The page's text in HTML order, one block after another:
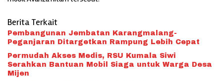
Berita Terkait
Pembangunan Jembatan Karangmalang-
Peganjaran Ditargetkan Rampung Lebih Cepat
Permudah Akses Medis, RSU Kumala Siwi
Serahkan Bantuan Mobil Siaga untuk Warga Desa
Mijen